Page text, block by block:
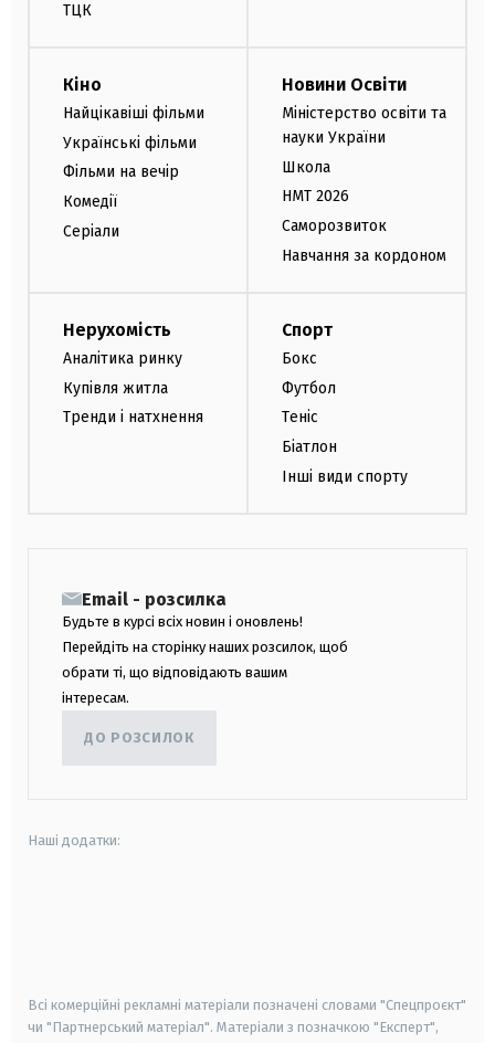
ТЦК
Кіно
Найцікавіші фільми
Українські фільми
Фільми на вечір
Комедії
Серіали
Новини Освіти
Міністерство освіти та
науки України
Школа
НМТ 2026
Саморозвиток
Навчання за кордоном
Нерухомість
Аналітика ринку
Купівля житла
Тренди і натхнення
Спорт
Бокс
Футбол
Теніс
Біатлон
Інші види спорту
Email - розсилка
Будьте в курсі всіх новин і оновлень!
Перейдіть на сторінку наших розсилок, щоб
обрати ті, що відповідають вашим
інтересам.
ДО РОЗСИЛОК
Наші додатки:
Всі комерційні рекламні матеріали позначені словами "Спецпроєкт"
чи "Партнерський матеріал". Матеріали з позначкою "Експерт",